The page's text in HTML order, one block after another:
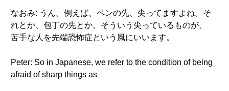
なおみ: うん。例えば、ペンの先、尖ってますよね。そ
れとか、包丁の先とか。そういう尖っているものが、
苦手な人を先端恐怖症という風にいいます。
Peter: So in Japanese, we refer to the condition of being
afraid of sharp things as